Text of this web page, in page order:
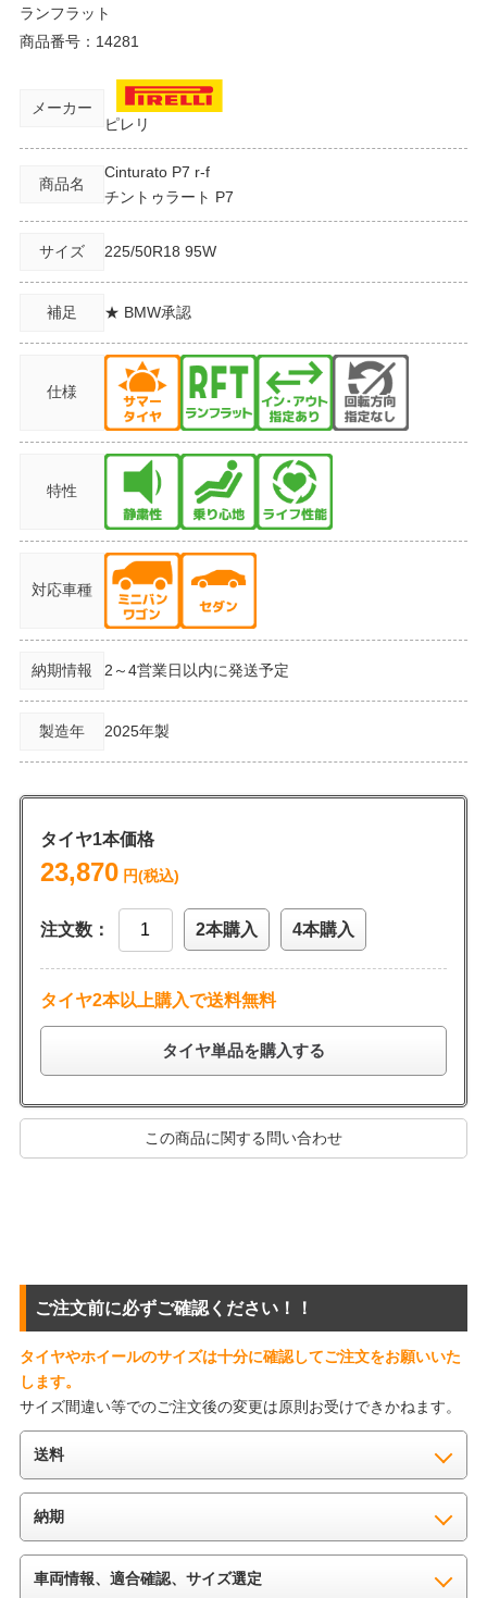
ランフラット
商品番号： 14281
メーカー
ピレリ
商品名
Cinturato P7 r-f
チントゥラート P7
サイズ 225/50R18 95W
補足 ★ BMW承認
仕様
特性
対応車種
納期情報 2～4営業日以内に発送予定
製造年 2025年製
タイヤ1本価格
23,870円(税込)
注文数： 2本購入 4本購入
タイヤ2本以上購入で送料無料
タイヤ単品を購入する
この商品に関する問い合わせ
ご注文前に必ずご確認ください！！
タイヤやホイールのサイズは十分に確認してご注文をお願いいた
します。
サイズ間違い等でのご注文後の変更は原則お受けできかねます。
送料
納期
車両情報、適合確認、サイズ選定